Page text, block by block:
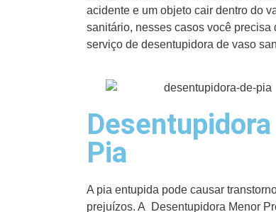
acidente e um objeto cair dentro do
sanitário, nesses casos você precisa
serviço de desentupidora de vaso
Pia
A pia entupida pode causar
prejuízos. A Desentupidora Menor